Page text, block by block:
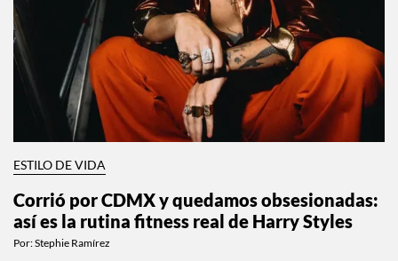
ESTILO DE VIDA
Corrió por CDMX y quedamos obsesionadas:
así es la rutina fitness real de Harry Styles
Por:Stephie Ramírez